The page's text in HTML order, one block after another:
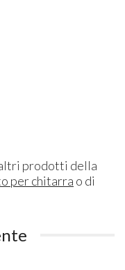
prodotti della
per chitarra o di